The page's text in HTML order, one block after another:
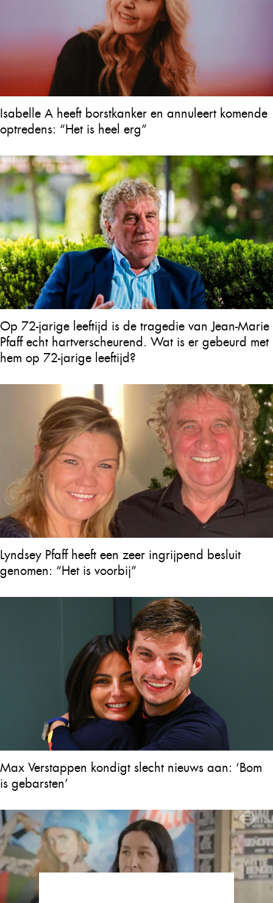
Isabelle A heeft borstkanker en annuleert komende
optredens: “Het is heel erg”
Op 72-jarige leeftijd is de tragedie van Jean-Marie
Pfaff echt hartverscheurend. Wat is er gebeurd met
hem op 72-jarige leeftijd?
Lyndsey Pfaff heeft een zeer ingrijpend besluit
genomen: “Het is voorbij”
Max Verstappen kondigt slecht nieuws aan: ‘Bom
is gebarsten’